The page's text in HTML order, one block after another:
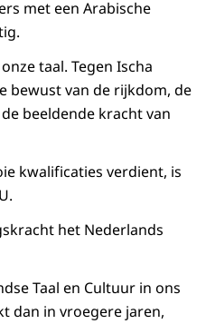
met een Arabische
taal. Tegen Ischa
bewust van de rijkdom, de
beeldende kracht van
kwalificaties verdient, is
het Nederlands
Taal en Cultuur in ons
dan in vroegere jaren,